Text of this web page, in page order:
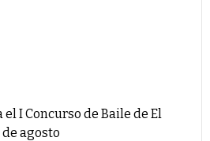
I Concurso de Baile de El
agosto